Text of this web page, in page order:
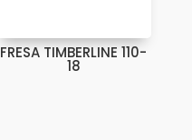
FRESA TIMBERLINE 110-
18